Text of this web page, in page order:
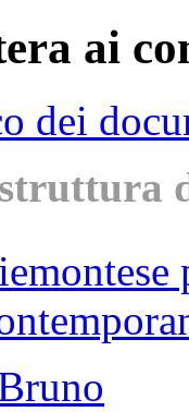
ai
dei